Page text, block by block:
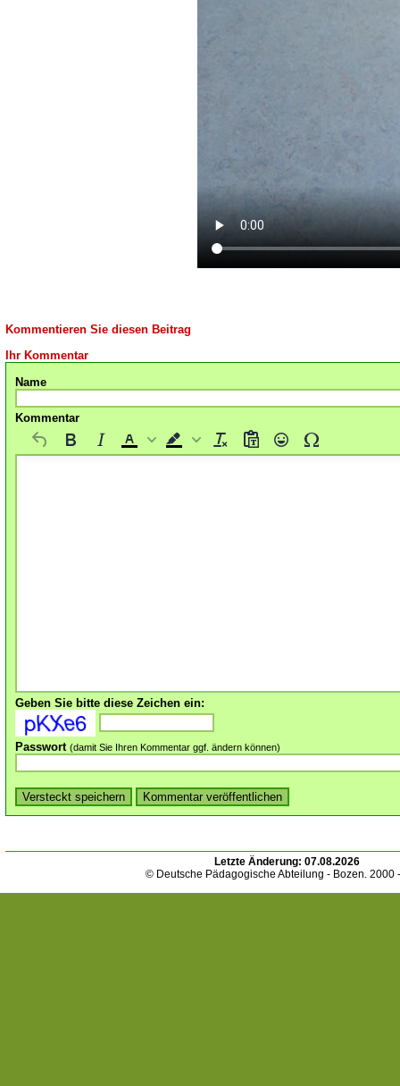
Kommentieren Sie diesen Beitrag
Ihr Kommentar
Name
Kommentar
Geben Sie bitte diese Zeichen ein:
Passwort (damit Sie Ihren Kommentar ggf. ändern können)
Letzte Änderung: 07.08.2026
© Deutsche Pädagogische Abteilung - Bozen. 2000